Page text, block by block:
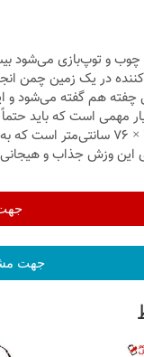
در یک زمین چمن
چفته هم گفته می‌شود
دارد . ابعادش 4.8 × 4.8 ×
این وزش جذاب و
جهت